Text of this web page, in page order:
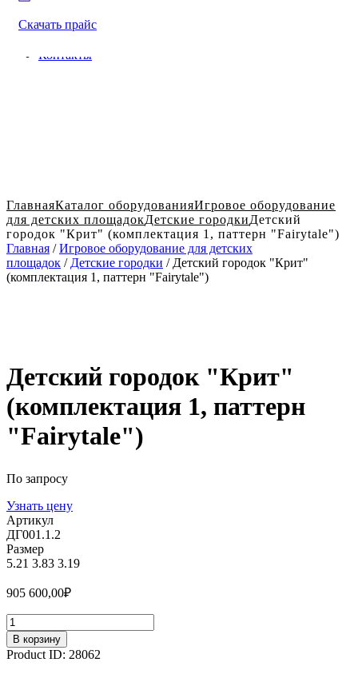
Доставка и оплата в Твери
Контакты
Скачать прайс
ГлавнаяКаталог оборудованияИгровое оборудование
для детских площадокДетские городкиДетский
городок "Крит" (комплектация 1, паттерн "Fairytale")
Главная /Игровое оборудование для детских
площадок / Детские городки / Детский городок "Крит"
(комплектация 1, паттерн "Fairytale")
Детский городок "Крит"
(комплектация 1, паттерн
"Fairytale")
По запросу
Узнать цену
Артикул
ДГ001.1.2
Размер
5.21 3.83 3.19
905 600,00₽
Количество
В корзину
Product ID: 28062